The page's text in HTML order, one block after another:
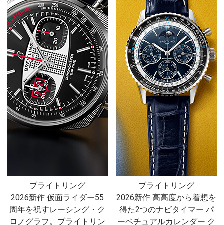
ブライトリング
2026新作 仮面ライダー55
周年を祝すレーシング・ク
ロノグラフ。ブライトリン
ブライトリング
2026新作 高高度から着想を
得た2つのナビタイマー パ
ーペチュアルカレンダー ク